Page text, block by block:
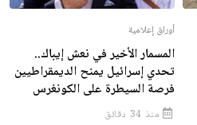
أوراق إعلامية
المسمار الأخير في نعش إيباك..
تحدي إسرائيل يمنح الديمقراطيين
فرصة السيطرة على الكونغرس
منذ 34 دقائق